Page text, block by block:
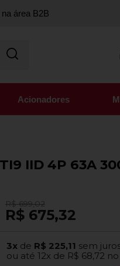
área B2B
Acionadores
IID 4P 63A
R$ 699,02
R$ 675,32
3x de R$ 225,11 sem
ou até12x de R$ 68,72